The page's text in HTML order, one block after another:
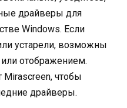
драйверы для
Windows. Если
устарели, возможны
отображением.
чтобы
драйверы.